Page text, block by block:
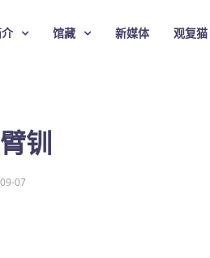
馆藏 新媒体 观复猫
钏
07